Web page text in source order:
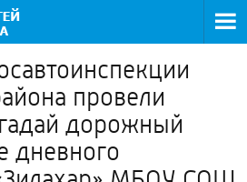
провели
дорожный
дневного